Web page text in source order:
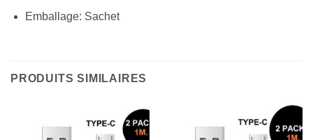
Emballage: Sachet
PRODUITS SIMILAIRES